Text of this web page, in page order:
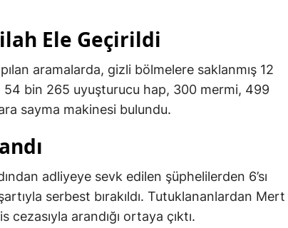
Ele Geçirildi
aramalarda, gizli bölmelere saklanmış 12
54 bin 265 uyuşturucu hap, 300 mermi, 499
sayma makinesi bulundu.
adliyeye sevk edilen şüphelilerden 6’sı
serbest bırakıldı. Tutuklananlardan Mert
cezasıyla arandığı ortaya çıktı.